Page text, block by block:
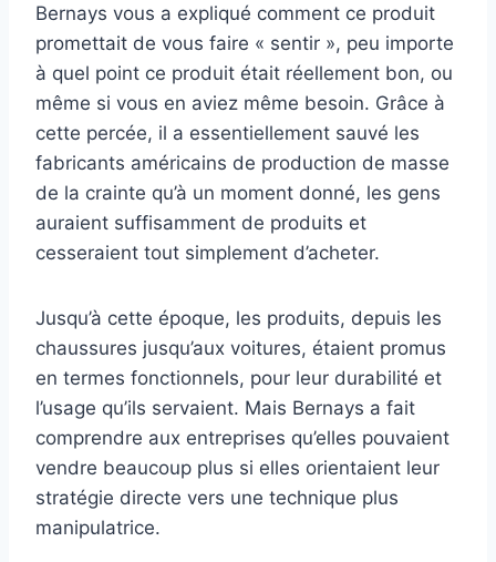
Bernays vous a expliqué comment ce produit
promettait de vous faire « sentir », peu importe
à quel point ce produit était réellement bon, ou
même si vous en aviez même besoin. Grâce à
cette percée, il a essentiellement sauvé les
fabricants américains de production de masse
de la crainte qu’à un moment donné, les gens
auraient suffisamment de produits et
cesseraient tout simplement d’acheter.
Jusqu’à cette époque, les produits, depuis les
chaussures jusqu’aux voitures, étaient promus
en termes fonctionnels, pour leur durabilité et
l’usage qu’ils servaient. Mais Bernays a fait
comprendre aux entreprises qu’elles pouvaient
vendre beaucoup plus si elles orientaient leur
stratégie directe vers une technique plus
manipulatrice.